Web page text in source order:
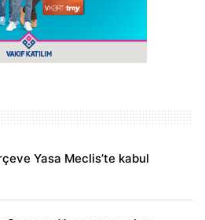
Yasa Meclis’te kabul